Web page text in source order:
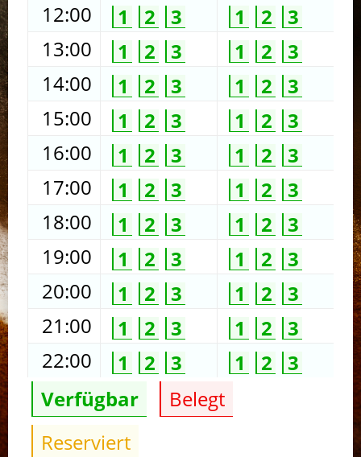
12:00
1 2 3 1 2
3
13:00
1 2 3 1 2
3
14:00
1 2 3 1 2
3
15:00
1 2 3 1 2
3
16:00
1 2 3 1 2
3
17:00
1 2 3 1 2
3
18:00
1 2 3 1 2
3
19:00
1 2 3 1 2
3
20:00
1 2 3 1 2
3
21:00
1 2 3 1 2
3
22:00
1 2 3 1 2
3
Verfügbar
Belegt
Reserviert